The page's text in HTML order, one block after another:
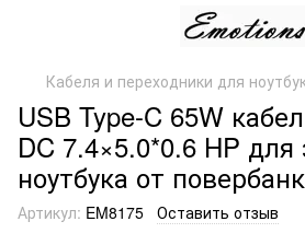
Кабеля и переходники для
USB Type-C 65W
DC 7.4×5.0*0.6 HP для
ноутбука от
Артикул: EM8175 Оставить отзыв